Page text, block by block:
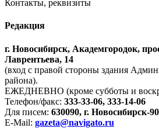
Контакты, реквизиты
Редакция
г. Новосибирск, Академгородок,
Лаврентьева, 14
(вход с правой стороны здания
района).
ЕЖЕДНЕВНО (кроме субботы и
Телефон/факс: 333-33-06, 333-14-06
Для писем: 630090, г. Новосибирск-
E-Mail: gazeta@navigato.ru